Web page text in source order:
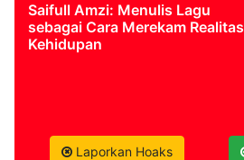
Kabarbaru.co
2026
Saifull Amzi: Menulis Lagu
sebagai Cara Merekam Realitas
Kehidupan
Laporkan Hoaks